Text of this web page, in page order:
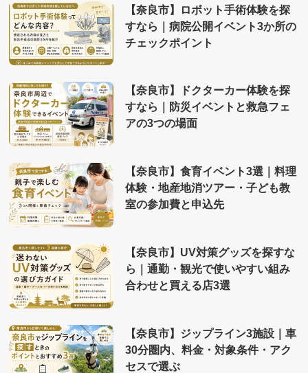
【奈良市】ロボット手術体験を探
すなら｜病院公開イベント3か所の
チェックポイント
【奈良市】ドクターカー体験を探
すなら｜防災イベントと救急フェ
アの3つの場面
【奈良市】食育イベント3選｜料理
体験・地産地消ツアー・子ども教
室の参加費と申込先
【奈良市】UV対策グッズを探すな
ら｜通勤・観光で使いやすい組み
合わせと買える店3選
【奈良市】ジップライン3施設｜車
30分圏内、料金・対象条件・アク
セスで選ぶ